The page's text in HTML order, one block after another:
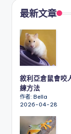
最新文章
敘利亞倉鼠會咬
練方法
作者: Bella
2026-04-28